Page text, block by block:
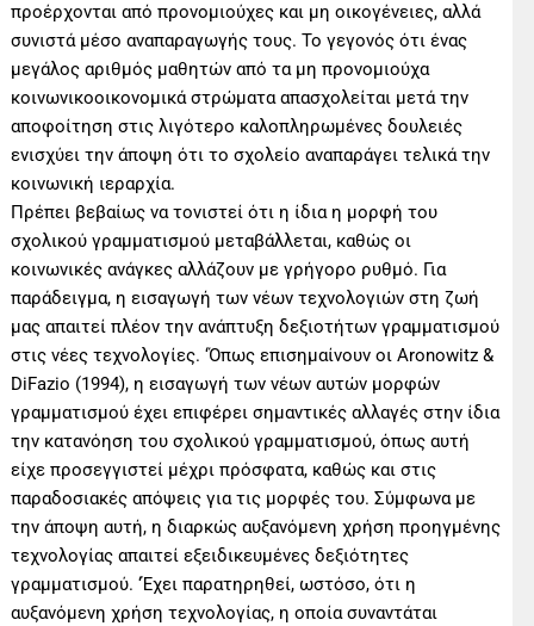
προέρχονται από προνομιούχες και μη οικογένειες, αλλά
συνιστά μέσο αναπαραγωγής τους. Το γεγονός ότι ένας
μεγάλος αριθμός μαθητών από τα μη προνομιούχα
κοινωνικοοικονομικά στρώματα απασχολείται μετά την
αποφοίτηση στις λιγότερο καλοπληρωμένες δουλειές
ενισχύει την άποψη ότι το σχολείο αναπαράγει τελικά την
κοινωνική ιεραρχία.
Πρέπει βεβαίως να τονιστεί ότι η ίδια η μορφή του
σχολικού γραμματισμού μεταβάλλεται, καθώς οι
κοινωνικές ανάγκες αλλάζουν με γρήγορο ρυθμό. Για
παράδειγμα, η εισαγωγή των νέων τεχνολογιών στη ζωή
μας απαιτεί πλέον την ανάπτυξη δεξιοτήτων γραμματισμού
στις νέες τεχνολογίες. ‘Όπως επισημαίνουν οι Aronowitz &
DiFazio (1994), η εισαγωγή των νέων αυτών μορφών
γραμματισμού έχει επιφέρει σημαντικές αλλαγές στην ίδια
την κατανόηση του σχολικού γραμματισμού, όπως αυτή
είχε προσεγγιστεί μέχρι πρόσφατα, καθώς και στις
παραδοσιακές απόψεις για τις μορφές του. Σύμφωνα με
την άποψη αυτή, η διαρκώς αυξανόμενη χρήση προηγμένης
τεχνολογίας απαιτεί εξειδικευμένες δεξιότητες
γραμματισμού. ‘Έχει παρατηρηθεί, ωστόσο, ότι η
αυξανόμενη χρήση τεχνολογίας, η οποία συναντάται